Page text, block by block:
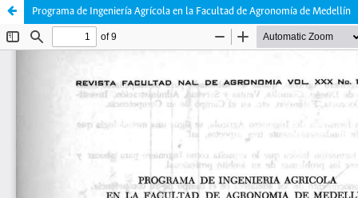
Programa de Ingeniería Agrícola en la Facultad de Agronomía de Medellín